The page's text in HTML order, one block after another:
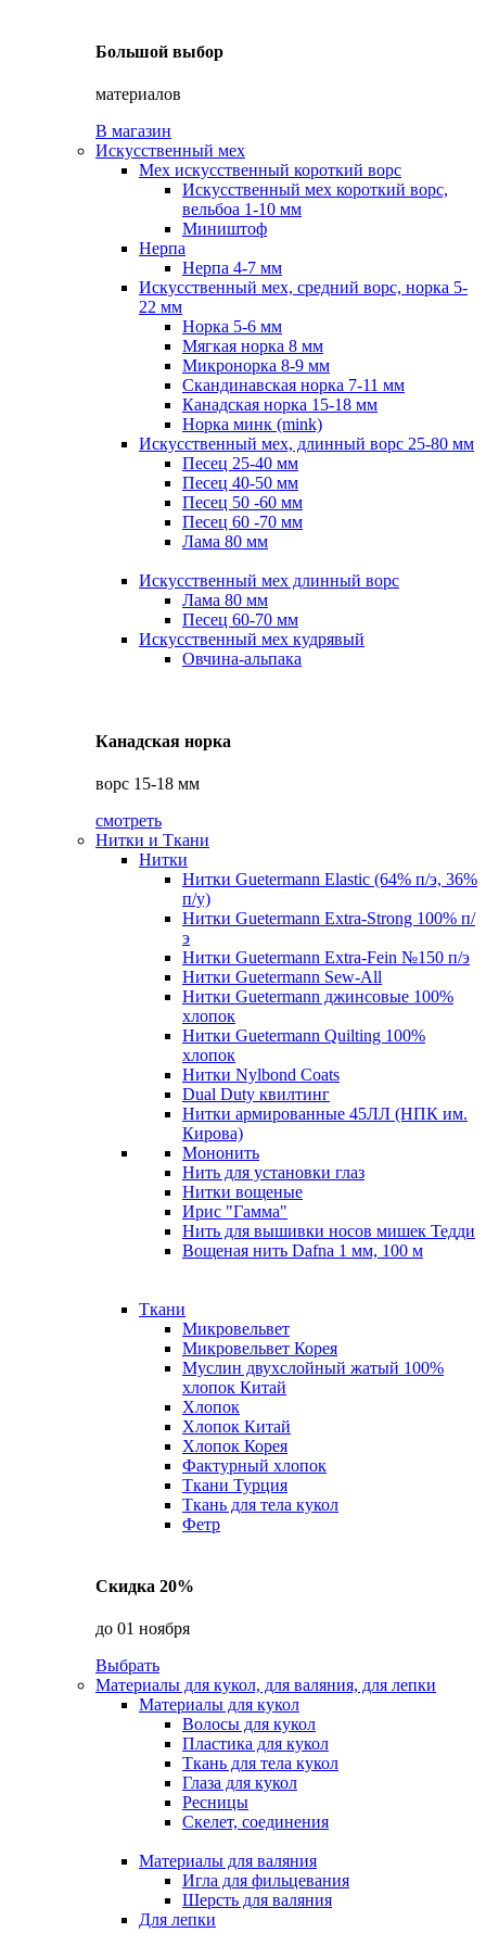
Большой выбор
материалов
В магазин
Искусственный мех
Мех искусственный короткий ворс
Искусственный мех короткий ворс,
вельбоа 1-10 мм
Миништоф
Нерпа
Нерпа 4-7 мм
Искусственный мех, средний ворс, норка 5-
22 мм
Норка 5-6 мм
Мягкая норка 8 мм
Микронорка 8-9 мм
Скандинавская норка 7-11 мм
Канадская норка 15-18 мм
Норка минк (mink)
Искусственный мех, длинный ворс 25-80 мм
Песец 25-40 мм
Песец 40-50 мм
Песец 50 -60 мм
Песец 60 -70 мм
Лама 80 мм
Искусственный мех длинный ворс
Лама 80 мм
Песец 60-70 мм
Искусственный мех кудрявый
Овчина-альпака
Канадская норка
ворс 15-18 мм
смотреть
Нитки и Ткани
Нитки
Нитки Guetermann Elastic (64% п/э, 36%
п/у)
Нитки Guetermann Extra-Strong 100% п/
э
Нитки Guetermann Extra-Fein №150 п/э
Нитки Guetermann Sew-All
Нитки Guetermann джинсовые 100%
хлопок
Нитки Guetermann Quilting 100%
хлопок
Нитки Nylbond Coats
Dual Duty квилтинг
Нитки армированные 45ЛЛ (НПК им.
Кирова)
Мононить
Нить для установки глаз
Нитки вощеные
Ирис "Гамма"
Нить для вышивки носов мишек Тедди
Вощеная нить Dafna 1 мм, 100 м
Ткани
Микровельвет
Микровельвет Корея
Муслин двухслойный жатый 100%
хлопок Китай
Хлопок
Хлопок Китай
Хлопок Корея
Фактурный хлопок
Ткани Турция
Ткань для тела кукол
Фетр
Скидка 20%
до 01 ноября
Выбрать
Материалы для кукол, для валяния, для лепки
Материалы для кукол
Волосы для кукол
Пластика для кукол
Ткань для тела кукол
Глаза для кукол
Ресницы
Скелет, соединения
Материалы для валяния
Игла для фильцевания
Шерсть для валяния
Для лепки